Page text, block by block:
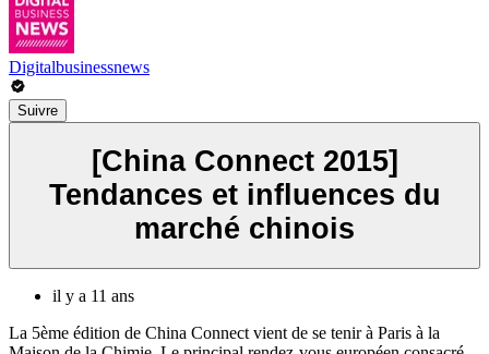
Digitalbusinessnews
Suivre
[China Connect 2015]
Tendances et influences du
marché chinois
il y a 11 ans
La 5ème édition de China Connect vient de se tenir à Paris à la